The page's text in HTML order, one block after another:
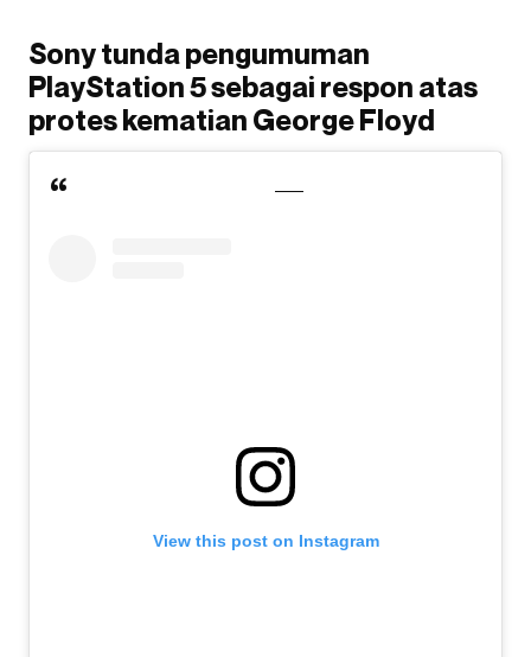
Sony tunda pengumuman
PlayStation 5 sebagai respon atas
protes kematian George Floyd
View this post on Instagram